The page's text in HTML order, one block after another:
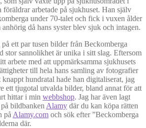
föräldrar arbetade på sjukhuset. Han själv
under 70-talet och fick i vuxen ålder
då hans syster blev sjuk och intagen.
ett par tusen bilder från Beckomberga
stor sannolikhet är unika i sitt slag. Eftersom
arbete med att uppmärksamma sjukhusets
till hela hans samling av fotografier
hundratal hade han digitaliserat, jag
ett tjugotal utvalda bilder, bland annat för att
hittar i min webbshop. Jag har även lagt
bildbanken Alamy där du kan köpa rätten
på Alamy.com och sök efter ”Beckomberga
där.